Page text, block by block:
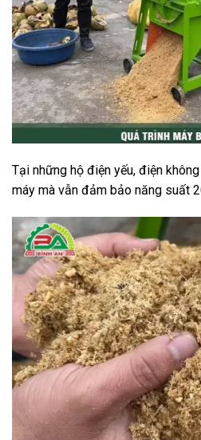
Tại những hộ điện yếu, điện
máy mà vẫn đảm bảo năng suất